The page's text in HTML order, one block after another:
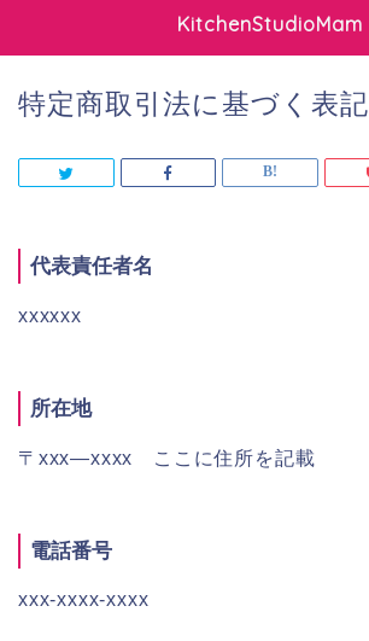
KitchenStudioMam
特定商取引法に基づく表記
代表責任者名
xxxxxx
所在地
〒xxx―xxxx ここに住所を記載
電話番号
xxx-xxxx-xxxx